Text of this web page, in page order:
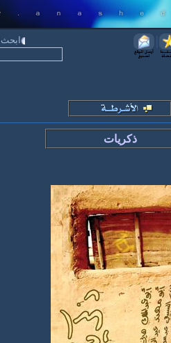
ذكريات